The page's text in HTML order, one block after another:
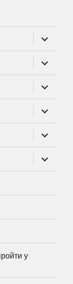
підменю
підменю
підменю
підменю
підменю
підменю
у